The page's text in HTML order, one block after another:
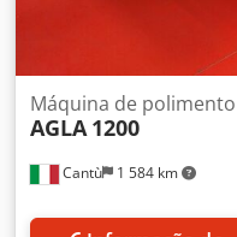
Cantù 1 584 km
Máquina de polimento
AGLA 1200